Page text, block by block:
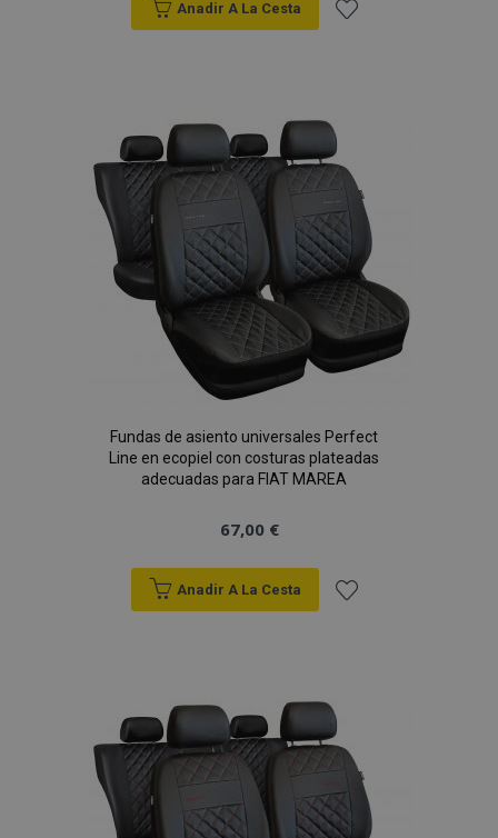
Anadir A La Cesta
Lista
de
Deseos
Fundas de asiento universales Perfect
Line en ecopiel con costuras plateadas
adecuadas para FIAT MAREA
67,00 €
Anadir A La Cesta
Lista
de
Deseos